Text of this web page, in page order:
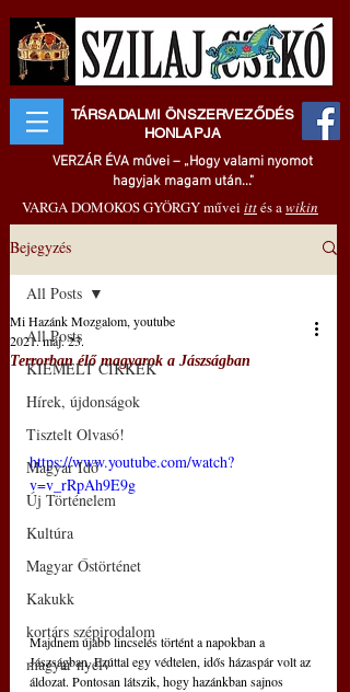
TÁRSADALMI ÖNSZERVEZŐDÉS
HONLAPJA
VERZÁR ÉVA művei – „Hogy valami nyomot
hagyjak magam után..."
VARGA DOMOKOS GYÖRGY művei ittés awikin
Bejegyzés
All Posts
KIEMELT CIKKEK
Hírek, újdonságok
Tisztelt Olvasó!
Magyar Idő
Új Történelem
Kultúra
Magyar Őstörténet
Kakukk
kortárs szépirodalom
magyar nyelv
All Posts
Terrorban élő magyarok a Jászságban
Mi Hazánk Mozgalom, youtube
2021. máj. 23.
https://www.youtube.com/watch?
v=v_rRpAh9E9g
Majdnem újabb lincselés történt a napokban a
Jászságban. Ezúttal egy védtelen, idős házaspár volt az
áldozat. Pontosan látszik, hogy hazánkban sajnos